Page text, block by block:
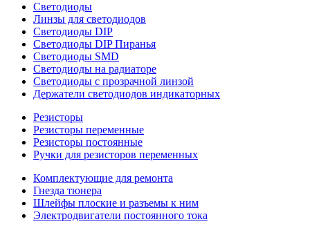
Светодиоды
Линзы для светодиодов
Светодиоды DIP
Светодиоды DIP Пиранья
Светодиоды SMD
Светодиоды на радиаторе
Светодиоды с прозрачной линзой
Держатели светодиодов индикаторных
Резисторы
Резисторы переменные
Резисторы постоянные
Ручки для резисторов переменных
Комплектующие для ремонта
Гнезда тюнера
Шлейфы плоские и разъемы к ним
Электродвигатели постоянного тока